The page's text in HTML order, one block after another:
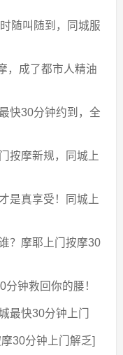
随叫随到，同城服
，成了都市人精油
快30分钟约到，全
按摩新规，同城上
是真享受！同城上
？摩耶上门按摩30
钟救回你的腰！
最快30分钟上门
30分钟上门解乏]